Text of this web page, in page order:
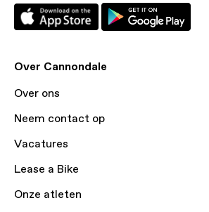
Over Cannondale
Over ons
Neem contact op
Vacatures
Lease a Bike
Onze atleten